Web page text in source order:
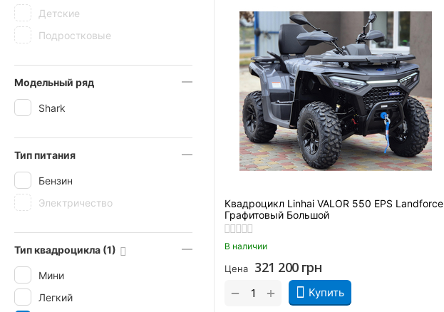
Квадроцикл Linhai VALOR 550 EPS Landforce
Графитовый Большой
В наличии
Цена 321 200 грн
Купить
+
−
Детские
Подростковые
Модельный ряд
Shark
Тип питания
Бензин
Электричество
Тип квадроцикла (1)
Мини
Легкий